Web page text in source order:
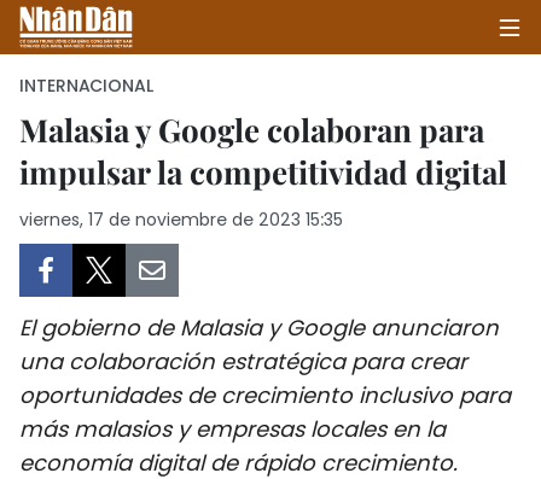
INICIO
POLÍTICA
SOCIEDAD
SALUD - MEDIO AMBIENTE
CULTURA - ENTRETENIMIENTO
INTERNACIONAL
Malasia y Google colaboran para
impulsar la competitividad digital
viernes, 17 de noviembre de 2023 15:35
El gobierno de Malasia y Google anunciaron
una colaboración estratégica para crear
oportunidades de crecimiento inclusivo para
más malasios y empresas locales en la
economía digital de rápido crecimiento.